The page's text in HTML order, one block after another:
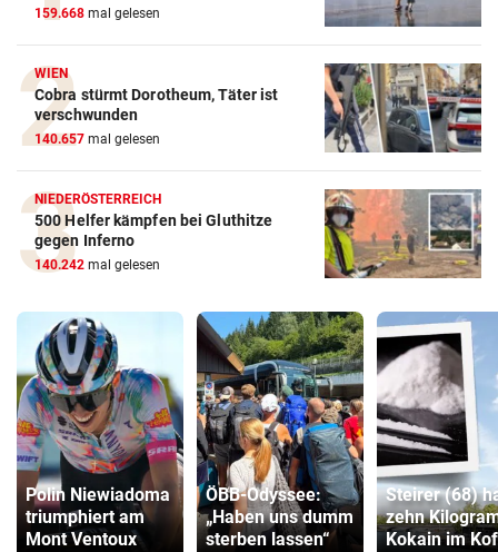
159.668 mal gelesen
WIEN
Cobra stürmt Dorotheum, Täter ist
verschwunden
140.657 mal gelesen
NIEDERÖSTERREICH
500 Helfer kämpfen bei Gluthitze
gegen Inferno
140.242 mal gelesen
Polin Niewiadoma
triumphiert am
Mont Ventoux
ÖBB-Odyssee:
„Haben uns dumm
sterben lassen“
Steirer (68)
zehn
Kokain im